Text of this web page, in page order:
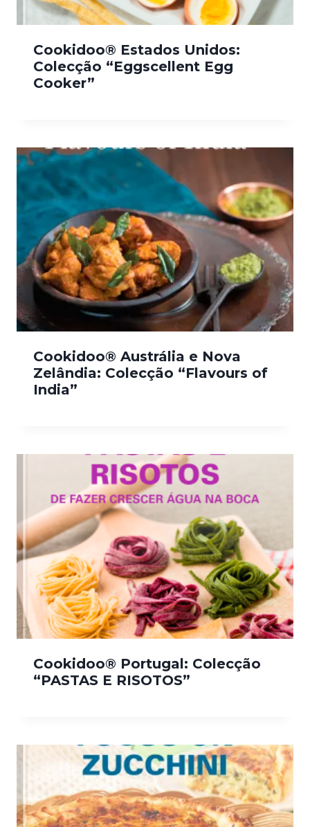
Cookidoo® Estados Unidos:
Colecção “Eggscellent Egg
Cooker”
Cookidoo® Austrália e Nova
Zelândia: Colecção “Flavours of
India”
Cookidoo® Portugal: Colecção
“PASTAS E RISOTOS”